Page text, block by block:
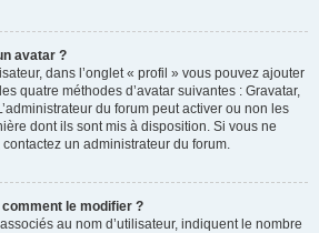
avatar ?
dans l’onglet « profil » vous pouvez ajouter
quatre méthodes d’avatar suivantes : Gravatar,
du forum peut activer ou non les
dont ils sont mis à disposition. Si vous ne
un administrateur du forum.
comment le modifier ?
au nom d’utilisateur, indiquent le nombre